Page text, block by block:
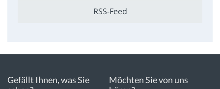
RSS-Feed
Gefällt Ihnen, was Sie
Möchten Sie von uns